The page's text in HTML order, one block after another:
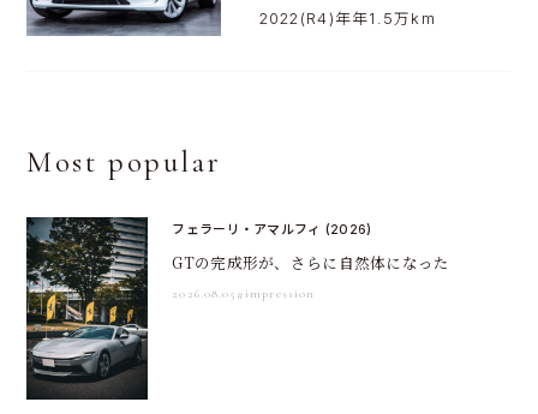
2022(R4)年年1.5万km
Most popular
フェラーリ・アマルフィ (2026)
GTの完成形が、さらに自然体になった
2026.08.05 #impression